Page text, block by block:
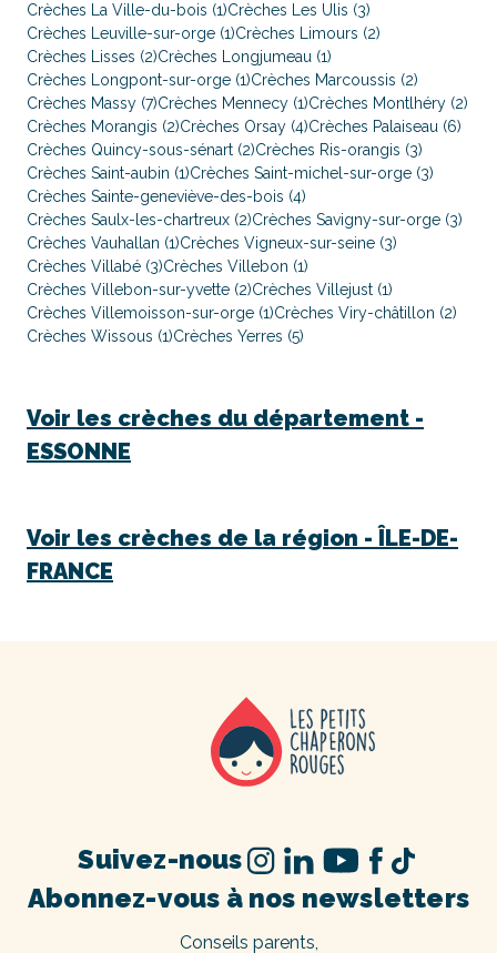
Crèches La Ville-du-bois (1)Crèches Les Ulis (3)
Crèches Leuville-sur-orge (1)Crèches Limours (2)
Crèches Lisses (2)Crèches Longjumeau (1)
Crèches Longpont-sur-orge (1)Crèches Marcoussis (2)
Crèches Massy (7)Crèches Mennecy (1)Crèches Montlhéry (2)
Crèches Morangis (2)Crèches Orsay (4)Crèches Palaiseau (6)
Crèches Quincy-sous-sénart (2)Crèches Ris-orangis (3)
Crèches Saint-aubin (1)Crèches Saint-michel-sur-orge (3)
Crèches Sainte-geneviève-des-bois (4)
Crèches Saulx-les-chartreux (2)Crèches Savigny-sur-orge (3)
Crèches Vauhallan (1)Crèches Vigneux-sur-seine (3)
Crèches Villabé (3)Crèches Villebon (1)
Crèches Villebon-sur-yvette (2)Crèches Villejust (1)
Crèches Villemoisson-sur-orge (1)Crèches Viry-châtillon (2)
Crèches Wissous (1)Crèches Yerres (5)
Voir les crèches du département -
ESSONNE
Voir les crèches de la région - ÎLE-DE-
FRANCE
Abonnez-vous à nos newsletters
Conseils parents,
Suivez-nous